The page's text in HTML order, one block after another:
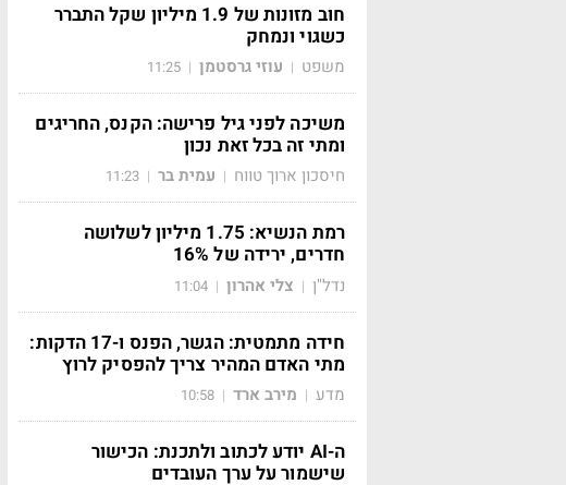
חוב מזונות של 1.9 מיליון שקל התברר
כשגוי ונמחק
משפט | עוזי גרסטמן |
11:25
משיכה לפני גיל פרישה: הקנס, החריגים
ומתי זה בכל זאת נכון
חיסכון ארוך טווח | עמית בר |
11:23
רמת הנשיא: 1.75 מיליון לשלושה
חדרים, ירידה של 16%
נדל"ן | צלי אהרון |
11:04
חידה מתמטית: הגשר, הפנס ו-17 הדקות:
מתי האדם המהיר צריך להפסיק לרוץ
מדע | מירב ארד |
10:58
ה-AI יודע לכתוב ולתכנת: הכישור
שישמור על ערך העובדים